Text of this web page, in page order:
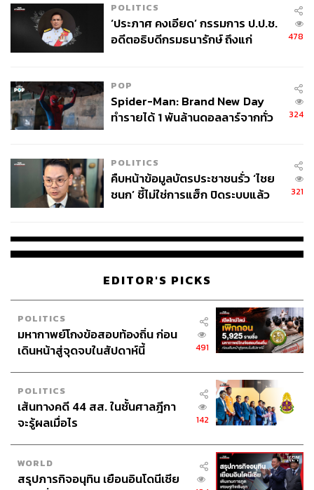
Season 7 Ep.1 – เอ็ด ชีแรน
Game of Thronesได้ยืนยันในเทศกาล SXSW ว่า
เอ็ด ชีแรน (Ed Sheeran) จะร่วมแสดงในGame of Thrones
ซีซัน 7 ก็ทำให้แฟนเพลงทั่วโลกเนื้อเต้นที่จะได้เห็น เจ้าของ
บทเพลงShape of You, Thinking Out Loud และPhotograph
ปรากฏตัวในซีรีส์ที่กำลังเป็นกระแสไปทั่วโลกในขณะนี้
หลังซีรีส์ ได้ออนแอร์ไปเมื่อเช้าวันจันทร์ตามเวลา
ประเทศไทย (17 กรกฎาคม 2560) แฟนเพลงของเอ็ด ชีแรน ก็
ต้องเซอร์ไพรส์ เพราะศิลปินคนโปรดของพวกเขาปรากฏตัว
ตั้งแต่ episode แรกของซีซัน และได้เข้าฉากกับไมซี วิลเลียม
ตัวยงของเอ็ด อีกทั้งยังโชว์พลังเสียงอันเป็นเอกลักษณ์เอาใจ
แฟนๆ ในเพลง
Hands of Goldอีกด้วย ก็ต้องมาร่วมเอาใจ
POLITICS
‘ประภาศ คงเอียด’ กรรมการ ป.ป.ช.
อดีตอธิบดีกรมธนารักษ์ ถึงแก่
478
POP
Spider-Man: Brand New Day
ทำรายได้ 1 พันล้านดอลลาร์จากทั่ว
324
POLITICS
คืบหน้าข้อมูลบัตรประชาชนรั่ว ‘ไชย
ชนก’ ชี้ไม่ใช่การแฮ็ก ปิดระบบแล้ว
321
EDITOR'S PICKS
POLITICS
มหากาพย์โกงข้อสอบท้องถิ่น ก่อน
เดินหน้าสู่จุดจบในสัปดาห์นี้
491
POLITICS
เส้นทางคดี 44 สส. ในชั้นศาลฎีกา
จะรู้ผลเมื่อไร
142
WORLD
สรุปภารกิจอนุทิน เยือนอินโดนีเซีย